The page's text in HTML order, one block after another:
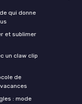
qui donne
et sublimer
un claw clip
de
: mode